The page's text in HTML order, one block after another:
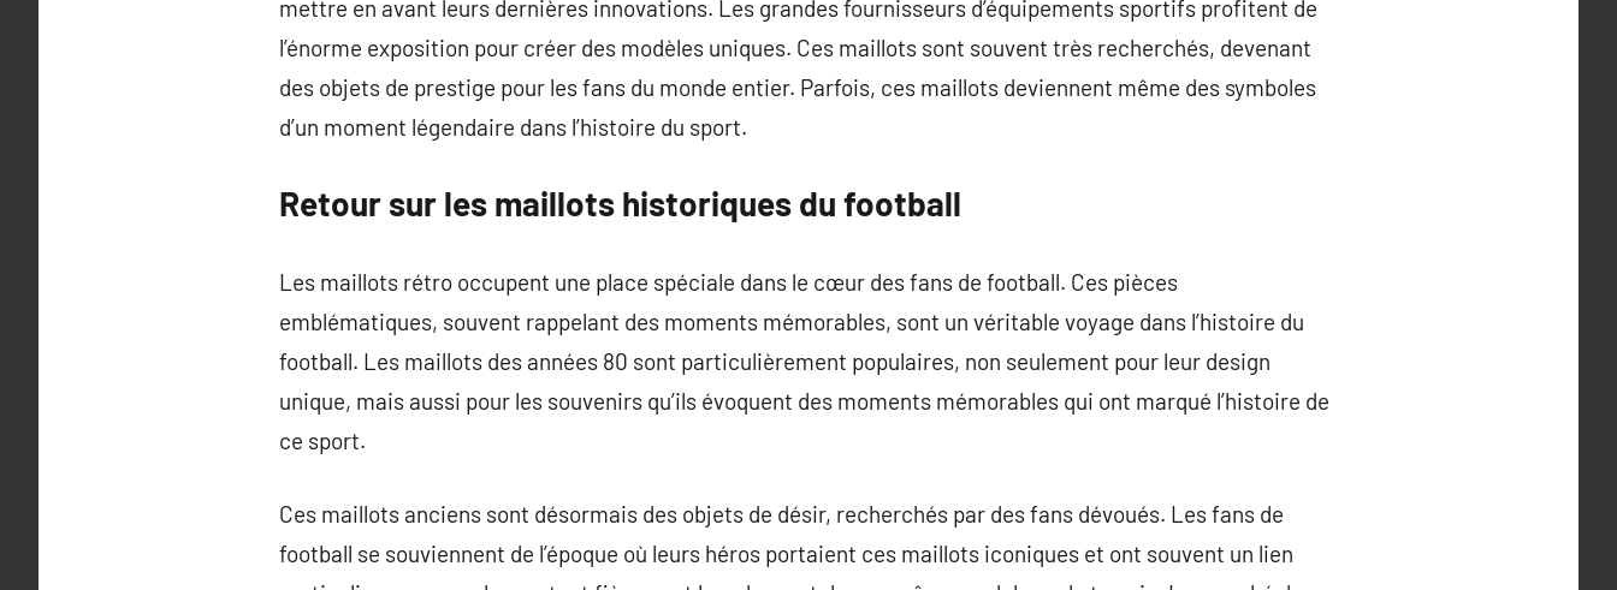
mettre en avant leurs dernières innovations. Les grandes fournisseurs d’équipements sportifs profitent de
l’énorme exposition pour créer des modèles uniques. Ces maillots sont souvent très recherchés, devenant
des objets de prestige pour les fans du monde entier. Parfois, ces maillots deviennent même des symboles
d’un moment légendaire dans l’histoire du sport.
Retour sur les maillots historiques du football
Les maillots rétro occupent une place spéciale dans le cœur des fans de football. Ces pièces
emblématiques, souvent rappelant des moments mémorables, sont un véritable voyage dans l’histoire du
football. Les maillots des années 80 sont particulièrement populaires, non seulement pour leur design
unique, mais aussi pour les souvenirs qu’ils évoquent des moments mémorables qui ont marqué l’histoire de
ce sport.
Ces maillots anciens sont désormais des objets de désir, recherchés par des fans dévoués. Les fans de
football se souviennent de l’époque où leurs héros portaient ces maillots iconiques et ont souvent un lien